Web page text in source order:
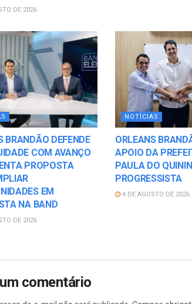
DE 2026
BRANDÃO DEFENDE
COM AVANÇO
PROPOSTA
EM
NA BAND
DE 2026
NOTÍCIAS
ORLEANS
APOIO DA
PAULA DO
PROGRESSISTA
4 DE AGOSTO DE 2026
comentário